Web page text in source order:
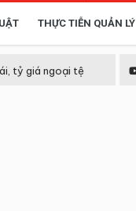
THỰC TIỄN QUẢN LÝ
tỷ giá ngoại tệ